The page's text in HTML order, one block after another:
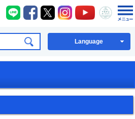
式ホームページ
八千代町LINE
八千代町Facebook
八千代町X八千代町Instagram
八千代町
八千
Language